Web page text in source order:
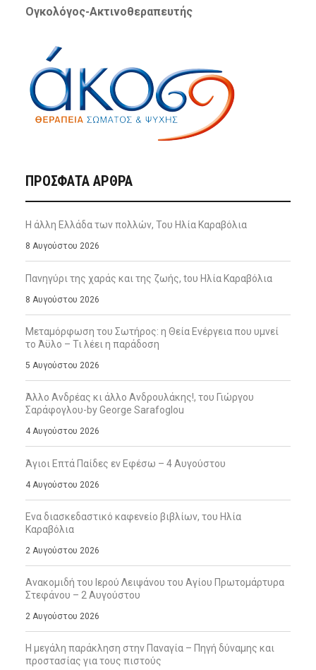
Ογκολόγος-Ακτινοθεραπευτής
ΠΡΌΣΦΑΤΑ ΆΡΘΡΑ
Η άλλη Ελλάδα των πολλών, Του Ηλία Καραβόλια
8 Αυγούστου 2026
Πανηγύρι της χαράς και της ζωής, tου Ηλία Καραβόλια
8 Αυγούστου 2026
Μεταμόρφωση του Σωτήρος: η Θεία Ενέργεια που υμνεί
το Άϋλο – Τι λέει η παράδοση
5 Αυγούστου 2026
Άλλο Ανδρέας κι άλλο Ανδρουλάκης!, του Γιώργου
Σαράφογλου-by George Sarafoglou
4 Αυγούστου 2026
Άγιοι Επτά Παίδες εν Εφέσω – 4 Αυγούστου
4 Αυγούστου 2026
Ενα διασκεδαστικό καφενείο βιβλίων, του Ηλία
Καραβόλια
2 Αυγούστου 2026
Ανακομιδή του Ιερού Λειψάνου του Αγίου Πρωτομάρτυρα
Στεφάνου – 2 Αυγούστου
2 Αυγούστου 2026
Η μεγάλη παράκληση στην Παναγία – Πηγή δύναμης και
προστασίας για τους πιστούς